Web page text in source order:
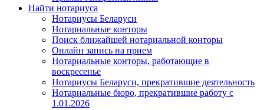
Найти нотариуса
Нотариусы Беларуси
Нотариальные конторы
Поиск ближайшей нотариальной конторы
Онлайн запись на прием
Нотариальные конторы, работающие в
воскресенье
Нотариусы Беларуси, прекратившие деятельность
Нотариальные бюро, прекратившие работу с
1.01.2026